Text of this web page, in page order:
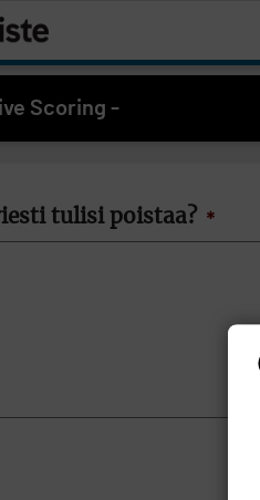
Scoring -
tulisi poistaa? *